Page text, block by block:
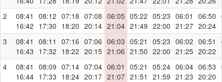
2
08:41
16:42
08:12
17:30
07:18
18:20
07:08
20:14
06:05
21:04
05:22
21:49
05:23
22:00
06:01
21:27
06:50
20:24
3
08:41
16:43
08:11
17:32
07:16
18:22
07:06
20:15
06:03
21:06
05:21
21:50
05:23
22:00
06:02
21:25
06:51
20:22
4
08:41
16:44
08:09
17:33
07:14
18:24
07:04
20:17
06:01
21:07
05:21
21:51
05:24
21:59
06:04
21:23
06:53
20:20